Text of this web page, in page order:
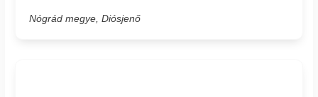
Nógrád megye, Diósjenő